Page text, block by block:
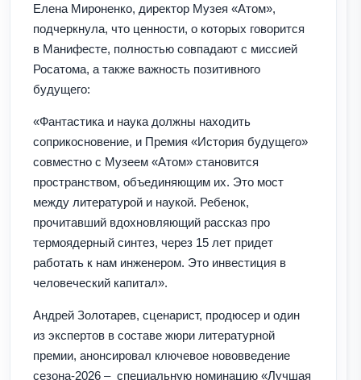
Елена Мироненко, директор Музея «Атом»,
подчеркнула, что ценности, о которых говорится
в Манифесте, полностью совпадают с миссией
Росатома, а также важность позитивного
будущего:
«Фантастика и наука должны находить
соприкосновение, и Премия «История будущего»
совместно с Музеем «Атом» становится
пространством, объединяющим их. Это мост
между литературой и наукой. Ребенок,
прочитавший вдохновляющий рассказ про
термоядерный синтез, через 15 лет придет
работать к нам инженером. Это инвестиция в
человеческий капитал».
Андрей Золотарев, сценарист, продюсер и один
из экспертов в составе жюри литературной
премии, анонсировал ключевое нововведение
сезона-2026 – специальную номинацию «Лучшая